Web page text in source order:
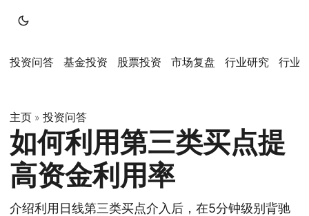
投资问答 基金投资 股票投资 市场复盘 行业研究 行业
主页 » 投资问答
如何利用第三类买点提
高资金利用率
介绍利用日线第三类买点介入后，在5分钟级别背驰